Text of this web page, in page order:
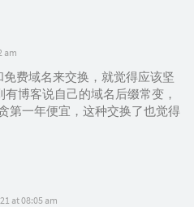
am
免费域名来交换，就觉得应该坚
博客说自己的域名后缀常变，
第一年便宜，这种交换了也觉得
at 08:05 am